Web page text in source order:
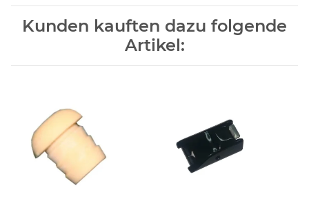
Kunden kauften dazu folgende
Artikel: